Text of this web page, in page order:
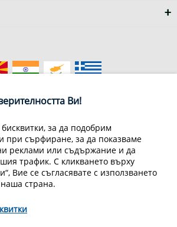
Условия за доставка
на информацията
Общи условия
данни
Често задавани въпроси
070070220
Ви!
за да подобрим
при сърфиране, за да показваме
реклами или съдържание и да
трафик. С кликването върху
Вие се съгласявате с използването
страна.